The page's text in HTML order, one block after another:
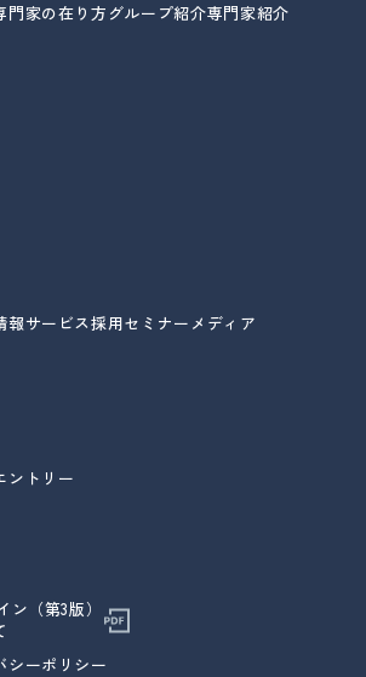
門家の在り方 グループ紹介専門家紹介
報サービス採用セミナー メディア
ントリー
（第3版）
シーポリシー